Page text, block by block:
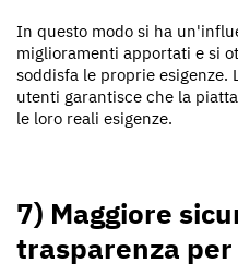
In questo modo si ha
miglioramenti apportati e si
soddisfa le proprie esigenze.
utenti garantisce che la
le loro reali esigenze.
7) Maggiore
trasparenza